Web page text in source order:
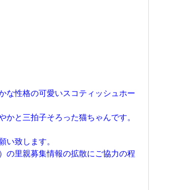
な性格の可愛いスコティッシュホー
と三拍子そろった猫ちゃんです。
い致します。
の里親募集情報の拡散にご協力の程